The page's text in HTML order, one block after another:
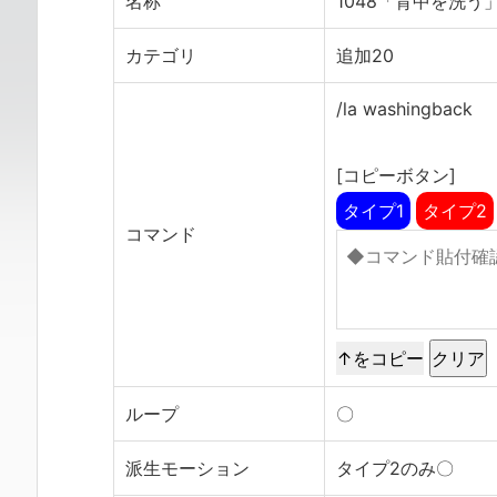
カテゴリ 追加20
コマンド
/la washingback
[コピーボタン]
タイプ1
タイプ2
↑をコピー
ループ 〇
派生モーション タイプ2のみ〇